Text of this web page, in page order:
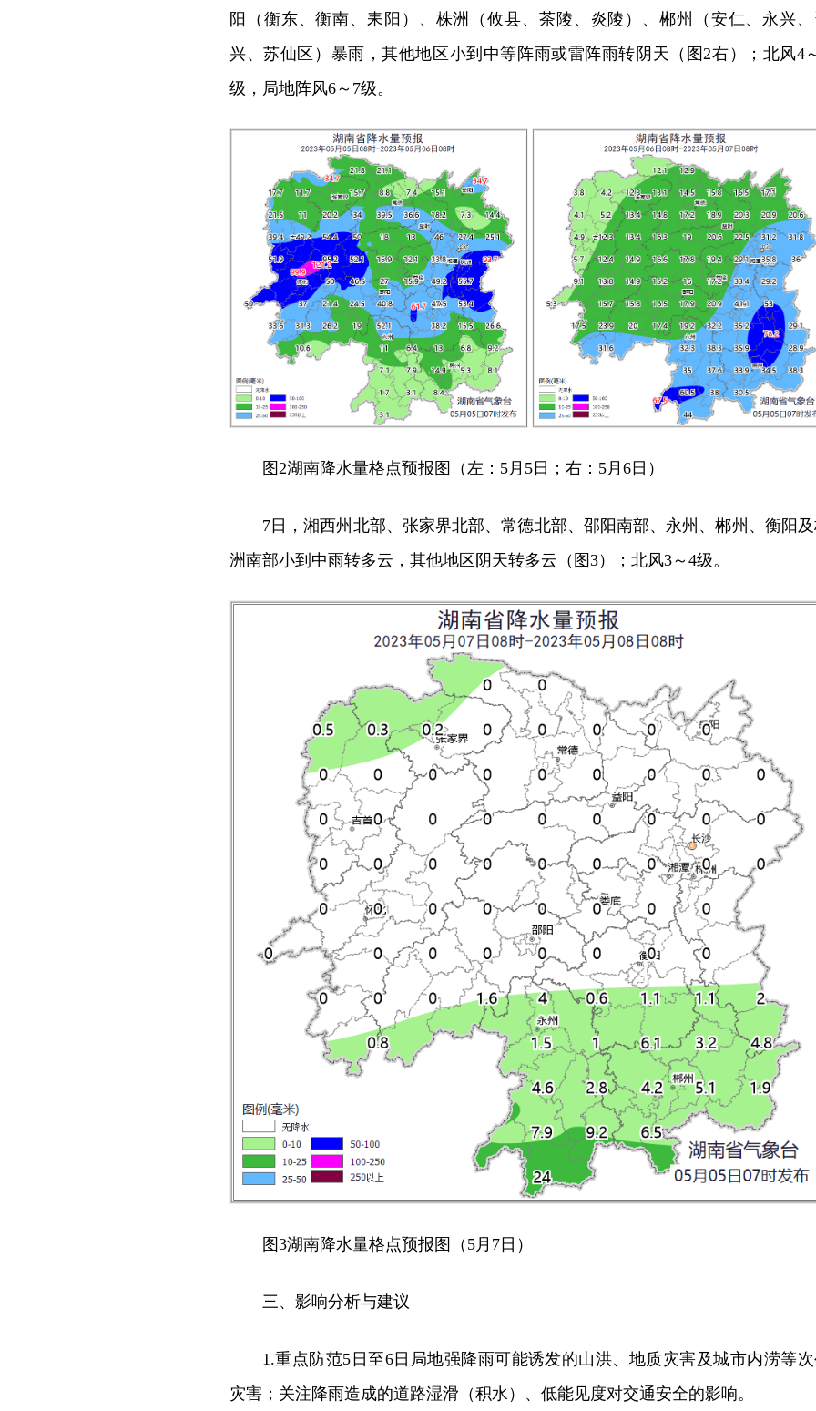
阳（衡东、衡南、耒阳）、株洲（攸县、茶陵、炎陵）、郴州（安仁、永兴
兴、苏仙区）暴雨，其他地区小到中等阵雨或雷阵雨转阴天（图2右）；北风4
级，局地阵风6～7级。
图2湖南降水量格点预报图（左：5月5日；右：5月6日）
7日，湘西州北部、张家界北部、常德北部、邵阳南部、永州、郴州、衡阳
洲南部小到中雨转多云，其他地区阴天转多云（图3）；北风3～4级。
图3湖南降水量格点预报图（5月7日）
三、影响分析与建议
1.重点防范5日至6日局地强降雨可能诱发的山洪、地质灾害及城市内涝等
灾害；关注降雨造成的道路湿滑（积水）、低能见度对交通安全的影响。